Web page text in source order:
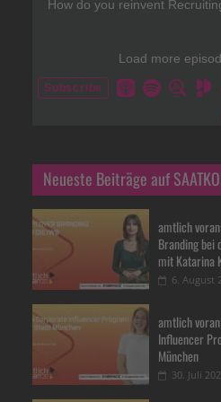
Neueste Beiträge auf
amtlich
Branding bei
mit Katarina
6. August
amtlich
Influencer
München
30. Juli